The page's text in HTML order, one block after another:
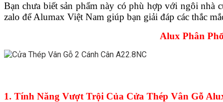
Bạn chưa biết sản phẩm này có phù hợp với ngôi nhà
zalo để Alumax Việt Nam giúp bạn giải đáp các thắc
Alux Phân
1. Tính Năng Vượt Trội Của Cửa Thép Vân Gỗ